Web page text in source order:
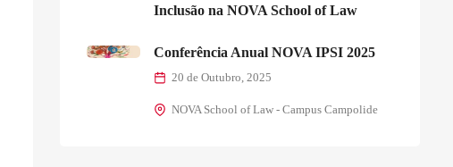
Inclusão na NOVA School of Law
Conferência Anual NOVA IPSI 2025
20 de Outubro, 2025
NOVA School of Law - Campus Campolide